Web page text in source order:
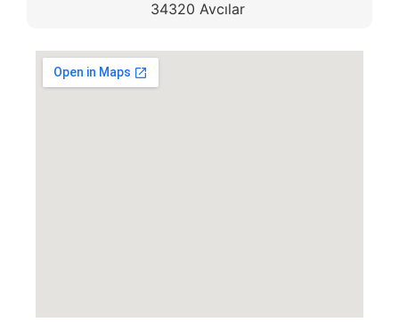
34320 Avcılar